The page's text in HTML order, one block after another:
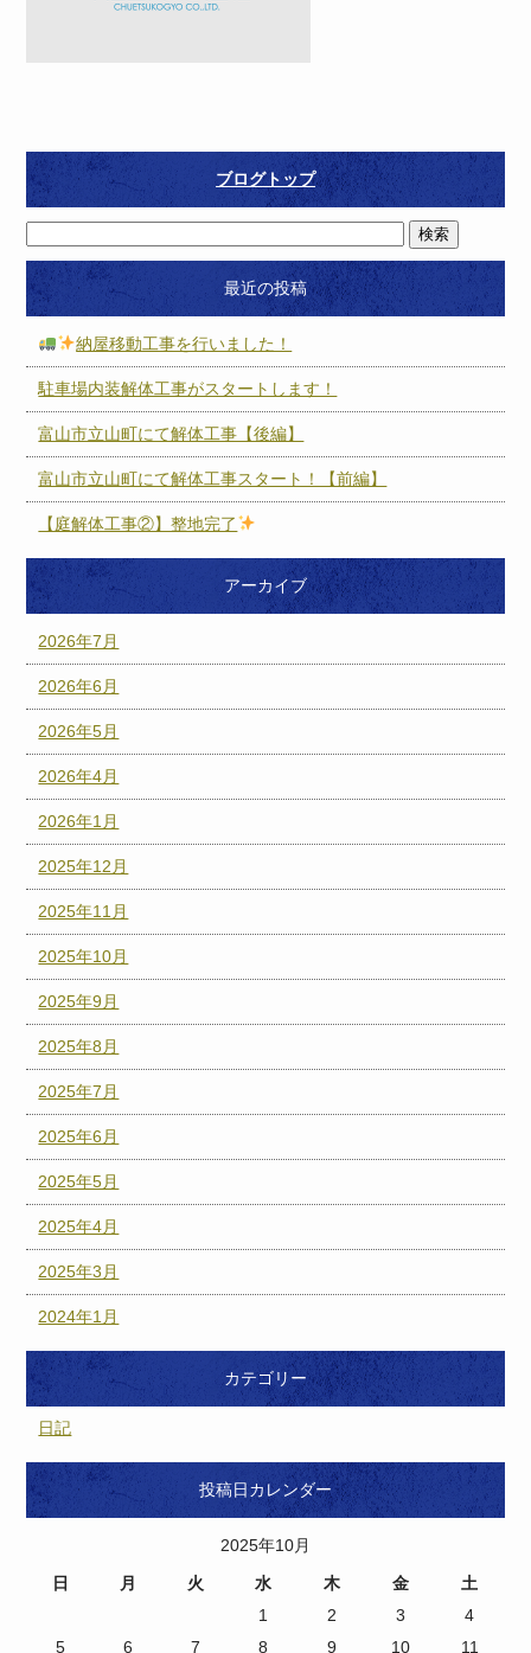
ブログトップ
最近の投稿
納屋移動工事を行いました！
駐車場内装解体工事がスタートします！
富山市立山町にて解体工事【後編】
富山市立山町にて解体工事スタート！【前編】
【庭解体工事②】整地完了
アーカイブ
2026年7月
2026年6月
2026年5月
2026年4月
2026年1月
2025年12月
2025年11月
2025年10月
2025年9月
2025年8月
2025年7月
2025年6月
2025年5月
2025年4月
2025年3月
2024年1月
カテゴリー
日記
投稿日カレンダー
2025年10月
日
月 火 水 木 金
土
1
2 3
4
5
6 7 8 9 10 11